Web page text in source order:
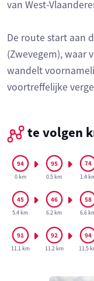
van West-
De route start aan
(Zwevegem), waar
wandelt
voortreffelijke
te volgen
0 km 0.5 km 1.4
5.4 km 6.2 km 6.6
11.1 km 11.2 km 11.5